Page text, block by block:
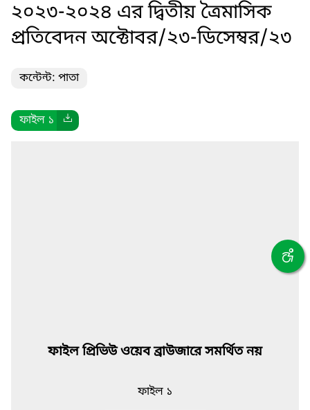
২০২৩-২০২৪ এর দ্বিতীয় ত্রৈমাসিক
প্রতিবেদন অক্টোবর/২৩-ডিসেম্বর/২৩
কন্টেন্ট: পাতা
ফাইল ১
ফাইল প্রিভিউ ওয়েব ব্রাউজারে সমর্থিত নয়
ফাইল ১